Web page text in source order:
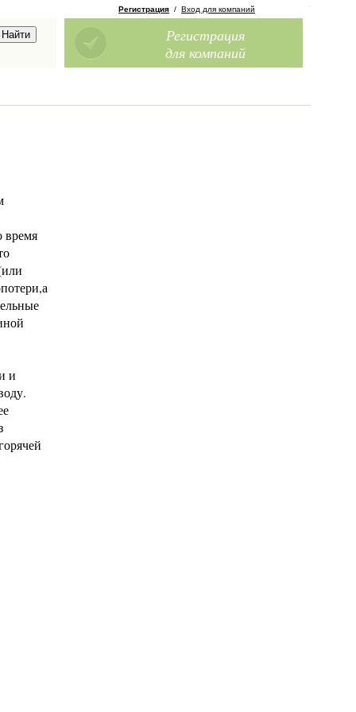
Регистрация / Вход для компаний
Регистрация
для компаний
время
и